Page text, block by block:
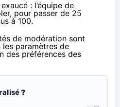
: l’équipe de
pour passer de 25
à 100.
de modération sont
les paramètres de
des préférences des
?